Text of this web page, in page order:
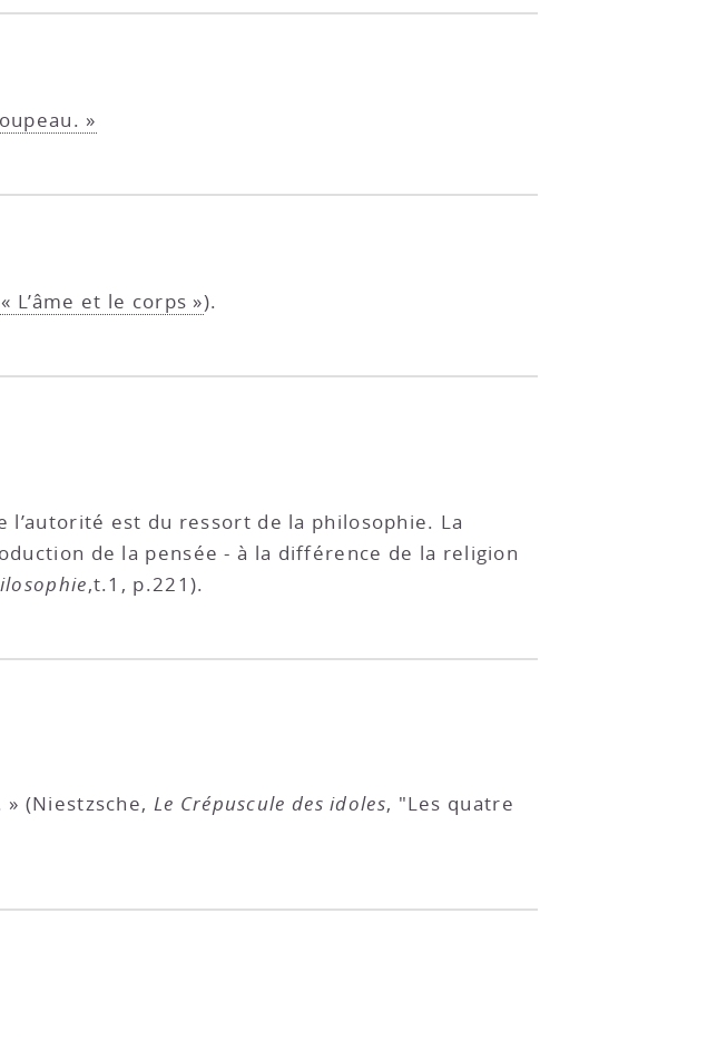
»
L’âme et le corps »).
est du ressort de la philosophie. La
de la pensée - à la différence de la religion
,t.1, p.221).
(Niestzsche, Le Crépuscule des idoles, "Les quatre